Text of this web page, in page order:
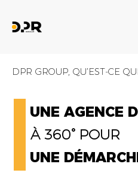
DPR GROUP, QU’EST-CE
UNE AGENCE
À 360° POUR
UNE